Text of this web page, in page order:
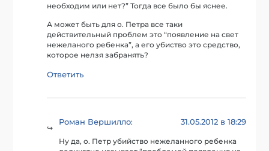
необходим или нет?” Тогда все было бы яснее.
А может быть для о. Петра все таки
действительный проблем это “появление на свет
нежеланого ребенка”, а его убиство это средство,
которое нелзя забранять?
Ответить
Роман Вершилло: 31.05.2012 в 18:29
Ну да, о. Петр убийство нежеланного ребенка